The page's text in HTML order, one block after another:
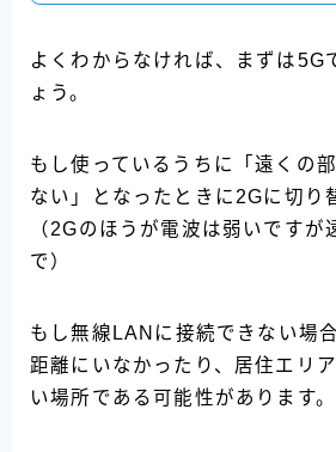
よくわからなければ、まずは5G
ょう。
もし使っているうちに「遠くの
ない」となったときに2Gに切り
（2Gのほうが電波は弱いですが
で）
もし無線LANに接続できない場
距離にいなかったり、居住エリ
い場所である可能性があります。